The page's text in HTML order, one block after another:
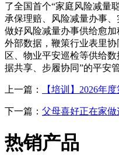
了全国首个“家庭风险减量
承保理赔、风险减量办事
做好风险减量办事供给愈
外部数据，鞭策行业表里
区、物业平安巡检等供给
据共享、步履协同”的平安
上一篇： 【培训】2026年
下一篇： 父母喜好正在家
热销产品